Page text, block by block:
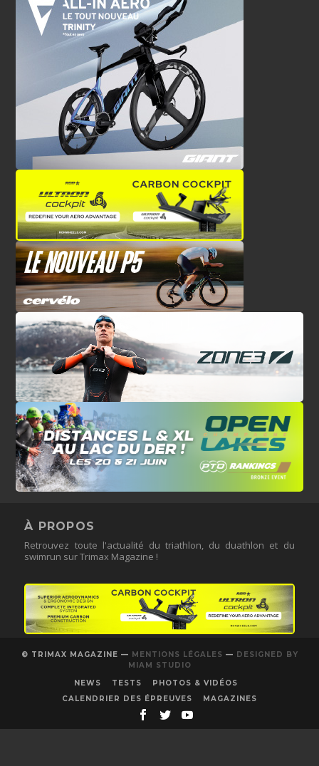
À PROPOS
Retrouvez toute l'actualité du triathlon, du duathlon et du
swimrun sur Trimax Magazine !
© TRIMAX MAGAZINE — MENTIONS LÉGALES — DESIGNED BY
MIAM STUDIO
NEWS
TESTS
PHOTOS & VIDÉOS
CALENDRIER DES ÉPREUVES
MAGAZINES